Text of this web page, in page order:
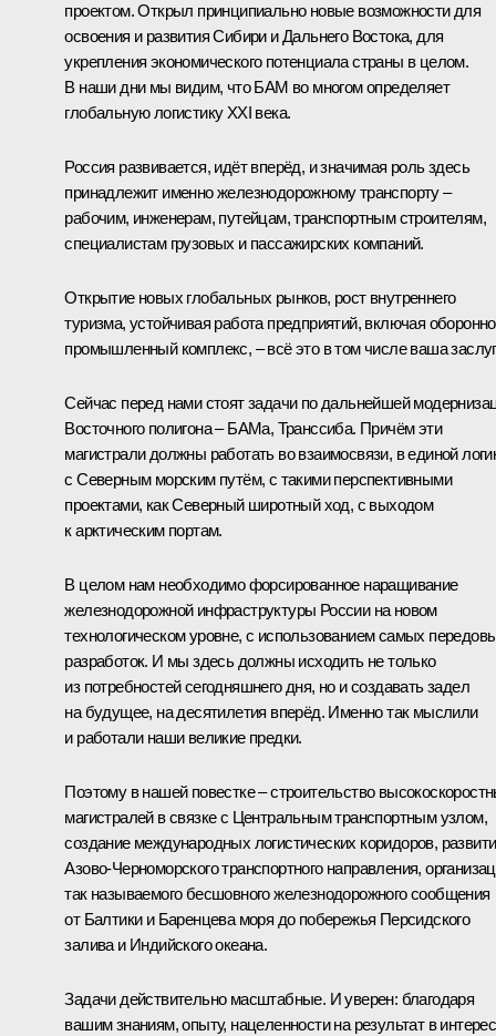
проектом. Открыл принципиально новые возможности для
освоения и развития Сибири и Дальнего Востока, для
укрепления экономического потенциала страны в целом.
В наши дни мы видим, что БАМ во многом определяет
глобальную логистику XXI века.
Россия развивается, идёт вперёд, и значимая роль здесь
принадлежит именно железнодорожному транспорту –
рабочим, инженерам, путейцам, транспортным строителям,
специалистам грузовых и пассажирских компаний.
Открытие новых глобальных рынков, рост внутреннего
туризма, устойчивая работа предприятий, включая
промышленный комплекс, – всё это в том числе ваша
Сейчас перед нами стоят задачи по дальнейшей
Восточного полигона – БАМа, Транссиба. Причём эти
магистрали должны работать во взаимосвязи, в единой
с Северным морским путём, с такими перспективными
проектами, как Северный широтный ход, с выходом
к арктическим портам.
В целом нам необходимо форсированное наращивание
железнодорожной инфраструктуры России на новом
технологическом уровне, с использованием самых
разработок. И мы здесь должны исходить не только
из потребностей сегодняшнего дня, но и создавать задел
на будущее, на десятилетия вперёд. Именно так мыслили
и работали наши великие предки.
Поэтому в нашей повестке – строительство
магистралей в связке с Центральным транспортным узлом,
создание международных логистических коридоров,
Азово-Черноморского транспортного направления,
так называемого бесшовного железнодорожного сообщения
от Балтики и Баренцева моря до побережья Персидского
залива и Индийского океана.
Задачи действительно масштабные. И уверен: благодаря
вашим знаниям, опыту, нацеленности на результат в